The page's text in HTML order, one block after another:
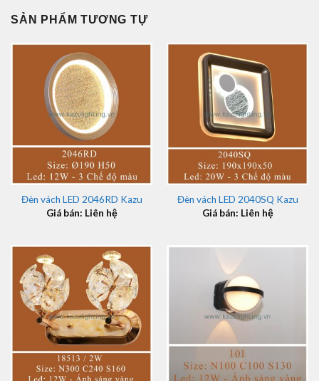
SẢN PHẨM TƯƠNG TỰ
Đèn vách LED 2046RD Kazu
Giá bán: Liên hệ
Đèn vách LED 2040SQ Kazu
Giá bán: Liên hệ